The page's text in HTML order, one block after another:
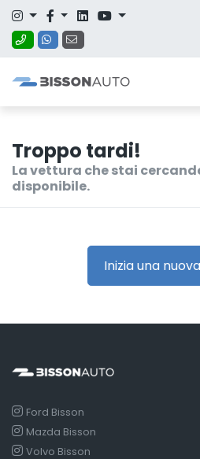
Troppo tardi!
La vettura che stai
disponibile.
Inizia una
Ford Bisson
Mazda Bisson
Volvo Bisson